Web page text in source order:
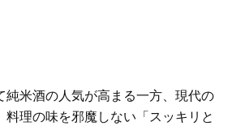
純米酒の人気が高まる一方、現代の
料理の味を邪魔しない「スッキリと